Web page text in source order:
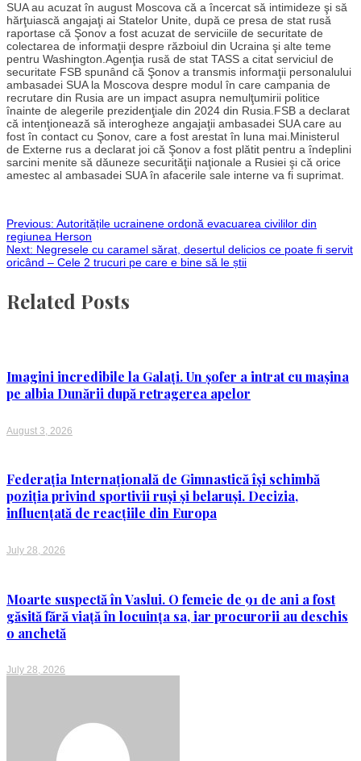
SUA au acuzat în august Moscova că a încercat să intimideze şi să
hărţuiască angajaţi ai Statelor Unite, după ce presa de stat rusă
raportase că Şonov a fost acuzat de serviciile de securitate de
colectarea de informaţii despre războiul din Ucraina şi alte teme
pentru Washington.Agenţia rusă de stat TASS a citat serviciul de
securitate FSB spunând că Şonov a transmis informaţii personalului
ambasadei SUA la Moscova despre modul în care campania de
recrutare din Rusia are un impact asupra nemulţumirii politice
înainte de alegerile prezidenţiale din 2024 din Rusia.FSB a declarat
că intenţionează să interogheze angajaţii ambasadei SUA care au
fost în contact cu Şonov, care a fost arestat în luna mai.Ministerul
de Externe rus a declarat joi că Şonov a fost plătit pentru a îndeplini
sarcini menite să dăuneze securităţii naţionale a Rusiei şi că orice
amestec al ambasadei SUA în afacerile sale interne va fi suprimat.
Post
navigation
Previous: Autoritățile ucrainene ordonă evacuarea civililor din
regiunea Herson
Next: Negresele cu caramel sărat, desertul delicios ce poate fi servit
oricând – Cele 2 trucuri pe care e bine să le știi
Related Posts
Imagini incredibile la Galați. Un șofer a intrat cu mașina
pe albia Dunării după retragerea apelor
August 3, 2026
Federația Internațională de Gimnastică își schimbă
poziția privind sportivii ruși și belaruși. Decizia,
influențată de reacțiile din Europa
July 28, 2026
Moarte suspectă în Vaslui. O femeie de 91 de ani a fost
găsită fără viață în locuința sa, iar procurorii au deschis
o anchetă
July 28, 2026